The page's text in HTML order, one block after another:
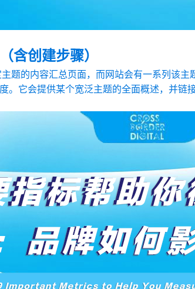
含创建步骤）
题的内容汇总页面，而网站会有一系列该
。它会提供某个宽泛主题的全面概述，并链